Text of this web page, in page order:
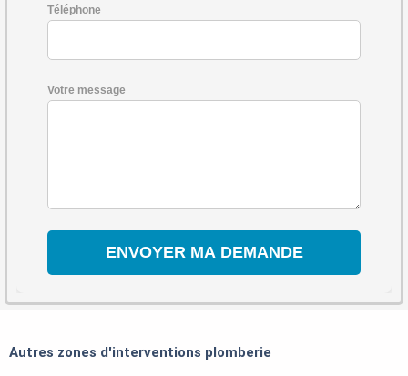
Téléphone
Votre message
Autres zones d'interventions plomberie